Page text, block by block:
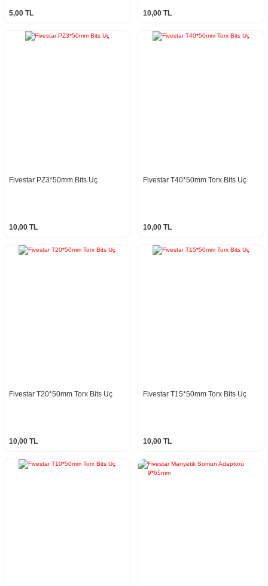
5,00 TL 10,00 TL
Fivestar PZ3*50mm Bits Uç
10,00 TL
Fivestar T40*50mm Torx Bits Uç
10,00 TL
Fivestar T20*50mm Torx Bits Uç
10,00 TL
Fivestar T15*50mm Torx Bits Uç
10,00 TL